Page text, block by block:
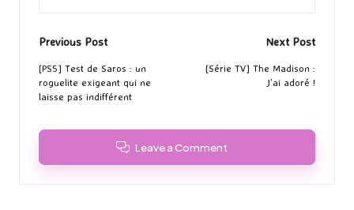
Post
navigation
Previous Post
[PS5] Test de Saros : un
roguelite exigeant qui ne
laisse pas indifférent
Next Post
[Série TV] The Madison :
J’ai adoré !
Leave a Comment